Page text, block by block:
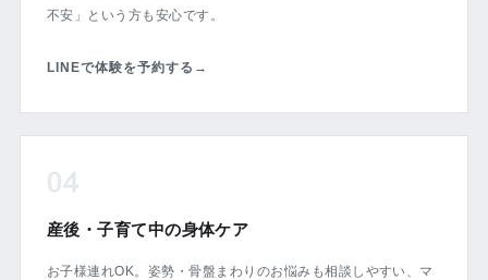
不安」という方も安心です。
LINEで体験を予約する →
04
産後・子育て中の身体ケア
お子様連れOK。姿勢・骨盤まわりのお悩みも相談しやすい、マ